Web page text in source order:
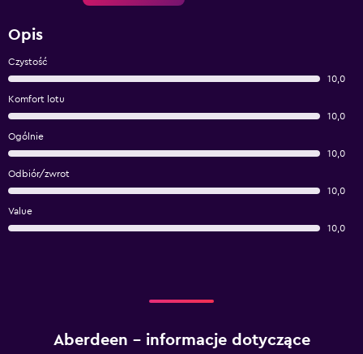
Opis
Czystość
10,0
Komfort lotu
10,0
Ogólnie
10,0
Odbiór/zwrot
10,0
Value
10,0
Aberdeen – informacje dotyczące